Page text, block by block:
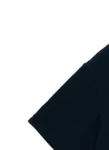
ブランドから選ぶ
SALE品はこちら